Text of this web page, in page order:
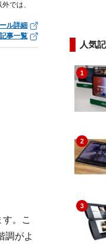
では、
ル詳細
事一覧
。こ
調がよ
人気
1
2
3